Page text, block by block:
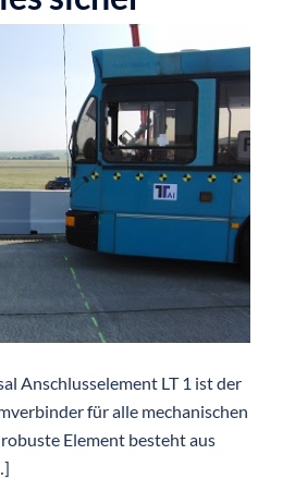
Anschlusselement LT 1 ist der
für alle mechanischen
Element besteht aus